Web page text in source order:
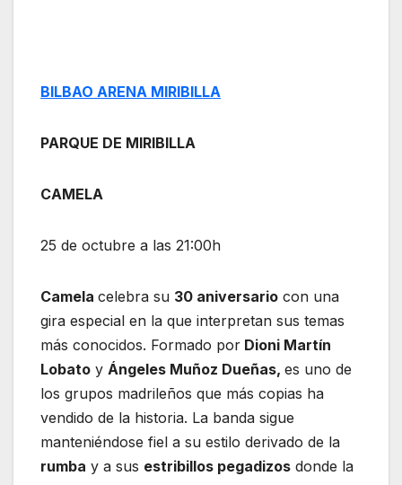
BILBAO ARENA MIRIBILLA
PARQUE DE MIRIBILLA
CAMELA
25 de octubre a las 21:00h
Camela celebra su 30 aniversario con una
gira especial en la que interpretan sus temas
más conocidos. Formado por Dioni Martín
Lobato y Ángeles Muñoz Dueñas, es uno de
los grupos madrileños que más copias ha
vendido de la historia. La banda sigue
manteniéndose fiel a su estilo derivado de la
rumba y a sus estribillos pegadizos donde la